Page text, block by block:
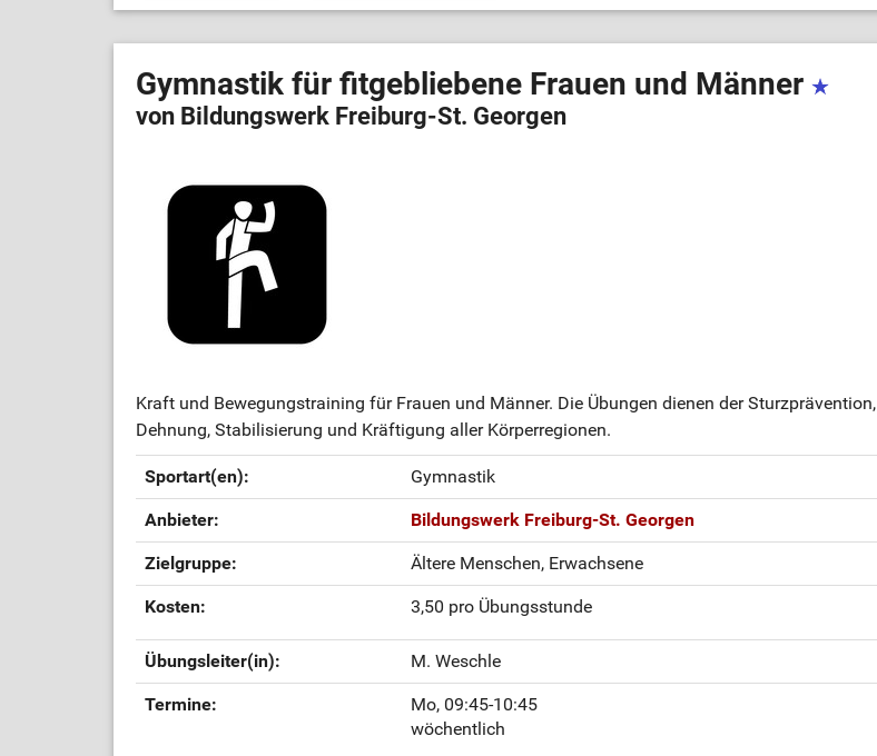
Gymnastik für fitgebliebene Frauen und Männer
von Bildungswerk Freiburg-St. Georgen
Kraft und Bewegungstraining für Frauen und Männer. Die Übungen dienen der Sturzprävention,
Dehnung, Stabilisierung und Kräftigung aller Körperregionen.
Sportart(en): Gymnastik
Anbieter: Bildungswerk Freiburg-St. Georgen
Zielgruppe: Ältere Menschen, Erwachsene
Kosten: 3,50 pro Übungsstunde
Übungsleiter(in): M. Weschle
Termine:
Mo, 09:45-10:45
wöchentlich